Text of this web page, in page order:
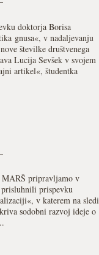
doktorja Borisa
gnusa«, v nadaljevanju
številke društvenega
Lucija Sevšek v svojem
artikel«, študentka
pripravljamo v
prispevku
v katerem na sledi
sodobni razvoj ideje o